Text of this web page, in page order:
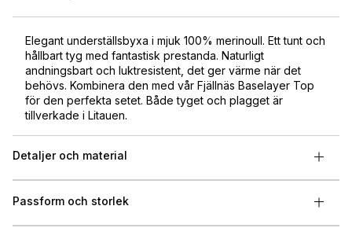
Elegant underställsbyxa i mjuk 100% merinoull. Ett tunt och
hållbart tyg med fantastisk prestanda. Naturligt
andningsbart och luktresistent, det ger värme när det
behövs. Kombinera den med vår Fjällnäs Baselayer Top
för den perfekta setet. Både tyget och plagget är
tillverkade i Litauen.
Detaljer och material
Passform och storlek